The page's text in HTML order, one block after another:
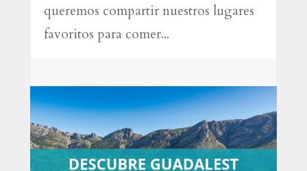
queremos compartir nuestros lugares
favoritos para comer...